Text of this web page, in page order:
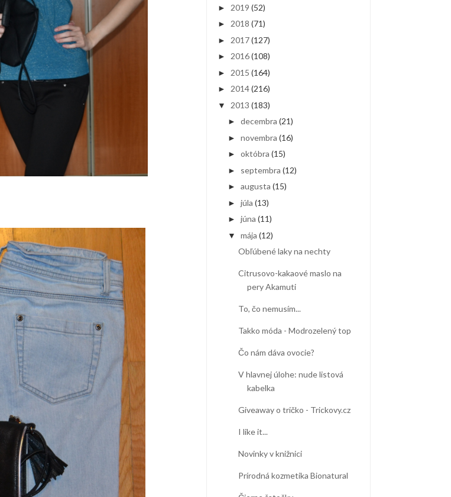
► 2019 (52)
► 2018 (71)
► 2017(127)
► 2016(108)
► 2015 (164)
► 2014(216)
▼ 2013 (183)
► decembra (21)
► novembra (16)
► októbra (15)
► septembra (12)
► augusta (15)
► júla (13)
► júna (11)
▼ mája (12)
Obľúbené laky na nechty
Citrusovo-kakaové maslo na
pery Akamuti
To, čo nemusím...
Takko móda - Modrozelený top
Čo nám dáva ovocie?
V hlavnej úlohe: nude listová
kabelka
Giveaway o tričko - Trickovy.cz
I like it...
Novinky v knižnici
Prírodná kozmetika Bionatural